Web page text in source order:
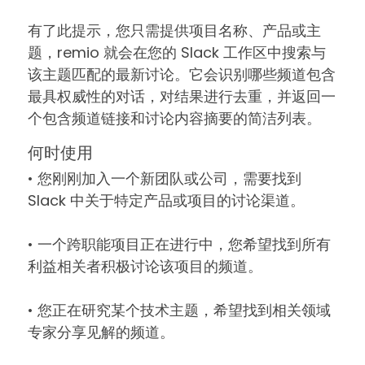
有了此提示，您只需提供项目名称、产品或主
题，remio 就会在您的 Slack 工作区中搜索与
该主题匹配的最新讨论。它会识别哪些频道包含
最具权威性的对话，对结果进行去重，并返回一
个包含频道链接和讨论内容摘要的简洁列表。
何时使用
• 您刚刚加入一个新团队或公司，需要找到
Slack 中关于特定产品或项目的讨论渠道。
• 一个跨职能项目正在进行中，您希望找到所有
利益相关者积极讨论该项目的频道。
• 您正在研究某个技术主题，希望找到相关领域
专家分享见解的频道。